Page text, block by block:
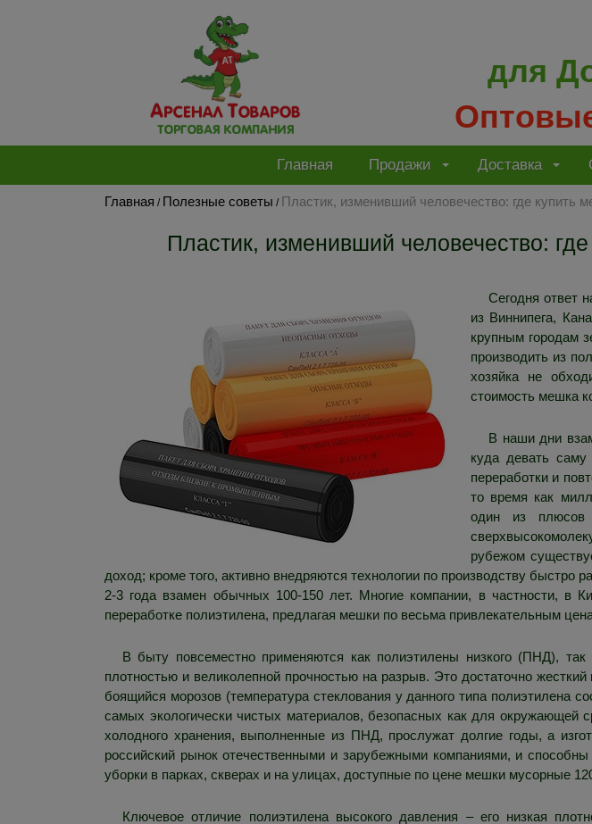
для
Главная Продажи Доставка
Главная / Полезные советы / Пластик, изменивший человечество: где купить
Пластик, изменивший человечество:
Сегодня ответ
из Виннипега,
крупным городам
производить из
хозяйка не
стоимость мешка
В наши дни
куда девать
переработки и
то время как
один из плюсов
рубежом
доход; кроме того, активно внедряются технологии по производству быстро
2-3 года взамен обычных 100-150 лет. Многие компании, в частности, в
переработке полиэтилена, предлагая мешки по весьма привлекательным
В быту повсеместно применяются как полиэтилены низкого (ПНД),
плотностью и великолепной прочностью на разрыв. Это достаточно
боящийся морозов (температура стеклования у данного типа полиэтилена
самых экологически чистых материалов, безопасных как для окружающей
холодного хранения, выполненные из ПНД, прослужат долгие годы, а
российский рынок отечественными и зарубежными компаниями, и
уборки в парках, скверах и на улицах, доступные по цене мешки мусорные
Ключевое отличие полиэтилена высокого давления – его низкая